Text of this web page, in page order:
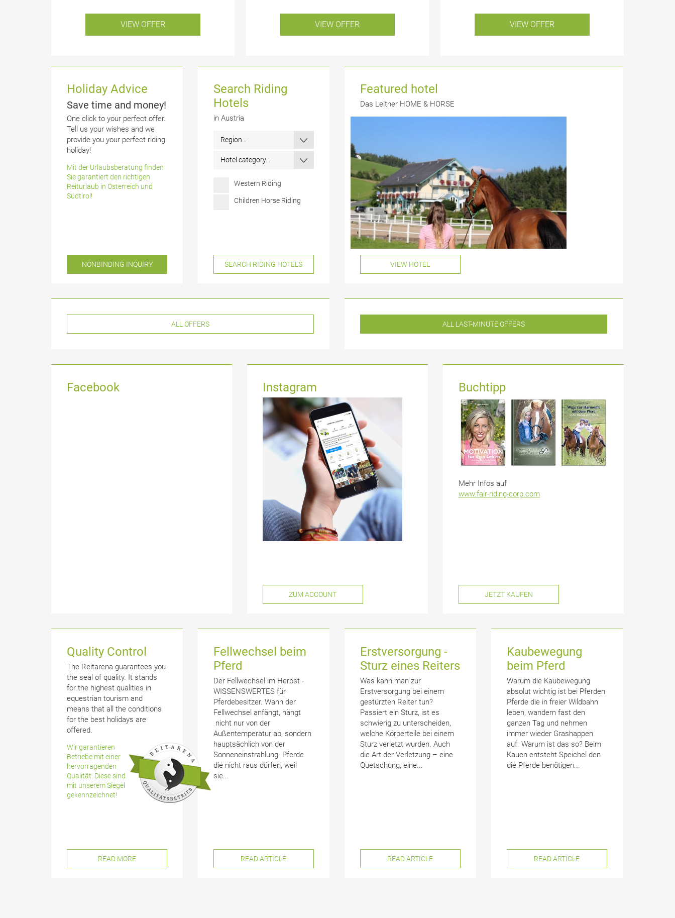
VIEW OFFER VIEW OFFER VIEW OFFER
Holiday Advice
Save time and money!
One click to your perfect offer.
Tell us your wishes and we
provide you your perfect riding
holiday!
Mit der Urlaubsberatung finden
Sie garantiert den richtigen
Reiturlaub in Österreich und
Südtirol!
NONBINDING INQUIRY
Search Riding
Hotels
in Austria
Western Riding
Children Horse Riding
Featured hotel
Das Leitner HOME & HORSE
VIEW HOTEL
ALL OFFERS ALL LAST-MINUTE OFFERS
Facebook Instagram
ZUM ACCOUNT
Buchtipp
Mehr Infos auf
www.fair-riding-corp.com
JETZT KAUFEN
Quality Control
The Reitarena guarantees you
the seal of quality. It stands
for the highest qualities in
equestrian tourism and
means that all the conditions
for the best holidays are
offered.
Wir garantieren
Betriebe mit einer
hervorragenden
Qualität. Diese sind
mit unserem Siegel
gekennzeichnet!
READ MORE
Fellwechsel beim
Pferd
Der Fellwechsel im Herbst -
WISSENSWERTES für
Pferdebesitzer. Wann der
Fellwechsel anfängt, hängt
nicht nur von der
Außentemperatur ab, sondern
hauptsächlich von der
Sonneneinstrahlung. Pferde
die nicht raus dürfen, weil
sie...
READ ARTICLE
Erstversorgung -
Sturz eines Reiters
Was kann man zur
Erstversorgung bei einem
gestürzten Reiter tun?
Passiert ein Sturz, ist es
schwierig zu unterscheiden,
welche Körperteile bei einem
Sturz verletzt wurden. Auch
die Art der Verletzung – eine
Quetschung, eine...
READ ARTICLE
Kaubewegung
beim Pferd
Warum die Kaubewegung
absolut wichtig ist bei Pferden
Pferde die in freier Wildbahn
leben, wandern fast den
ganzen Tag und nehmen
immer wieder Grashappen
auf. Warum ist das so? Beim
Kauen entsteht Speichel den
die Pferde benötigen...
READ ARTICLE